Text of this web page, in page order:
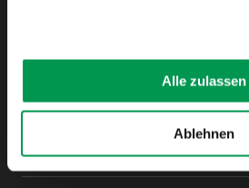
Alle zulassen
Ablehnen